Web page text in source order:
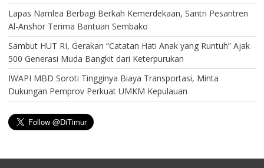
Lapas Namlea Berbagi Berkah Kemerdekaan, Santri Pesantren
Al-Anshor Terima Bantuan Sembako
Sambut HUT RI, Gerakan “Catatan Hati Anak yang Runtuh” Ajak
500 Generasi Muda Bangkit dari Keterpurukan
IWAPI MBD Soroti Tingginya Biaya Transportasi, Minta
Dukungan Pemprov Perkuat UMKM Kepulauan